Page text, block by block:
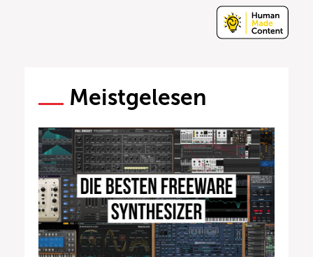
Meistgelesen